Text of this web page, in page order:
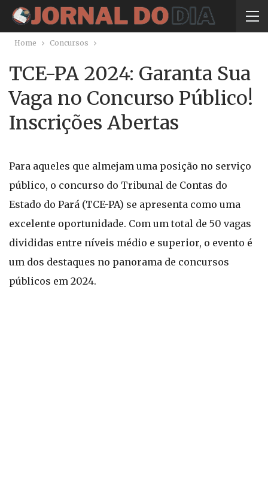
Home Concursos
TCE-PA 2024: Garanta Sua
Vaga no Concurso Público!
Inscrições Abertas
Para aqueles que almejam uma posição no serviço
público, o concurso do Tribunal de Contas do
Estado do Pará (TCE-PA) se apresenta como uma
excelente oportunidade. Com um total de 50 vagas
divididas entre níveis médio e superior, o evento é
um dos destaques no panorama de concursos
públicos em 2024.